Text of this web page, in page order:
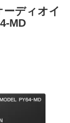
ディオイ
MD